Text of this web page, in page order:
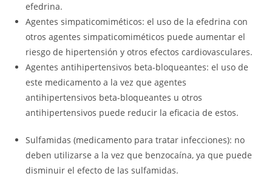
efedrina.
Agentes simpaticomiméticos: el uso de la efedrina con
otros agentes simpaticomiméticos puede aumentar el
riesgo de hipertensión y otros efectos cardiovasculares.
Agentes antihipertensivos beta-bloqueantes: el uso de
este medicamento a la vez que agentes
antihipertensivos beta-bloqueantes u otros
antihipertensivos puede reducir la eficacia de estos.
Sulfamidas (medicamento para tratar infecciones): no
deben utilizarse a la vez que benzocaína, ya que puede
disminuir el efecto de las sulfamidas.